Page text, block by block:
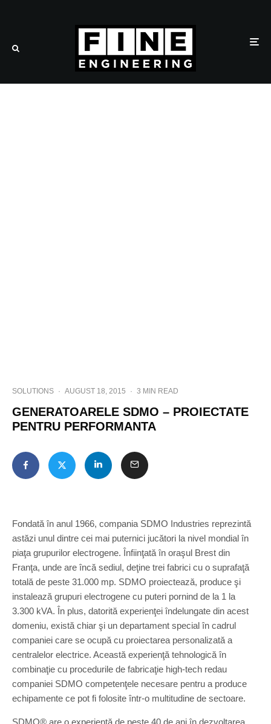
SOLUTIONS · AUGUST 18, 2015 · 3 MIN READ
GENERATOARELE SDMO – PROIECTATE
PENTRU PERFORMANTA
Fondată în anul 1966, compania SDMO Industries reprezintă
astăzi unul dintre cei mai puternici jucători la nivel mondial în
piaţa grupurilor electrogene. Înfiinţată în oraşul Brest din
Franţa, unde are încă sediul, deţine trei fabrici cu o suprafaţă
totală de peste 31.000 mp. SDMO proiectează, produce şi
instalează grupuri electrogene cu puteri pornind de la 1 la
3.300 kVA. În plus, datorită experienţei îndelungate din acest
domeniu, există chiar şi un departament special în cadrul
companiei care se ocupă cu proiectarea personalizată a
centralelor electrice. Această experienţă tehnologică în
combinaţie cu procedurile de fabricaţie high-tech redau
companiei SDMO competenţele necesare pentru a produce
echipamente ce pot fi folosite într-o multitudine de sectoare.
SDMO® are o experiență de peste 40 de ani în dezvoltarea